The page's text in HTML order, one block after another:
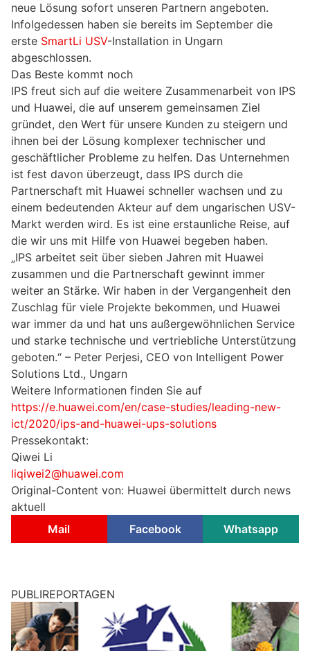
neue Lösung sofort unseren Partnern angeboten.
Infolgedessen haben sie bereits im September die
erste SmartLi USV-Installation in Ungarn
abgeschlossen.
Das Beste kommt noch
IPS freut sich auf die weitere Zusammenarbeit von IPS
und Huawei, die auf unserem gemeinsamen Ziel
gründet, den Wert für unsere Kunden zu steigern und
ihnen bei der Lösung komplexer technischer und
geschäftlicher Probleme zu helfen. Das Unternehmen
ist fest davon überzeugt, dass IPS durch die
Partnerschaft mit Huawei schneller wachsen und zu
einem bedeutenden Akteur auf dem ungarischen USV-
Markt werden wird. Es ist eine erstaunliche Reise, auf
die wir uns mit Hilfe von Huawei begeben haben.
„IPS arbeitet seit über sieben Jahren mit Huawei
zusammen und die Partnerschaft gewinnt immer
weiter an Stärke. Wir haben in der Vergangenheit den
Zuschlag für viele Projekte bekommen, und Huawei
war immer da und hat uns außergewöhnlichen Service
und starke technische und vertriebliche Unterstützung
geboten.“ – Peter Perjesi, CEO von Intelligent Power
Solutions Ltd., Ungarn
Weitere Informationen finden Sie auf
https://e.huawei.com/en/case-studies/leading-new-
ict/2020/ips-and-huawei-ups-solutions
Pressekontakt:
Qiwei Li
liqiwei2@huawei.com
Original-Content von: Huawei übermittelt durch news
aktuell
Mail
Facebook Whatsapp
PUBLIREPORTAGEN